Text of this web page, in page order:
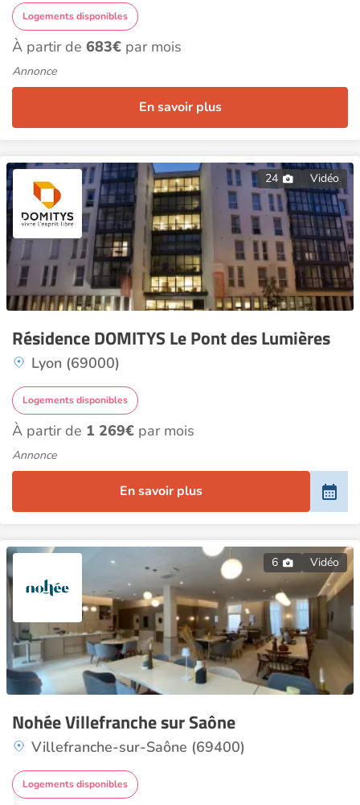
Logements disponibles
À partir de 683€ par mois
Annonce
En savoir plus
24 Vidéo
Résidence DOMITYS Le Pont des Lumières
Lyon (69000)
Logements disponibles
À partir de 1 269€ par mois
Annonce
En savoir plus
6 Vidéo
Nohée Villefranche sur Saône
Villefranche-sur-Saône (69400)
Logements disponibles